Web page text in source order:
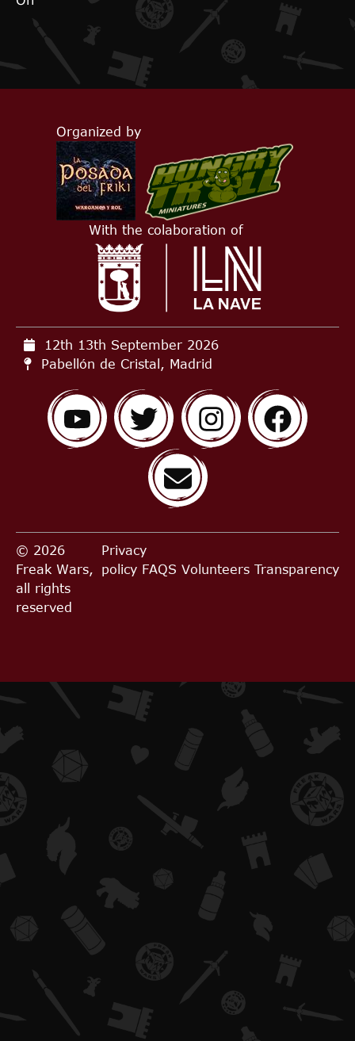
Organized by
With the colaboration of
12th 13th September 2026
Pabellón de Cristal, Madrid
© 2026
Freak Wars,
all rights
reserved
Privacy
policy FAQS Volunteers Transparency